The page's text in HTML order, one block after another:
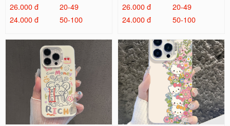
26.000 đ
20-49
24.000 đ
50-100
26.000 đ
20-49
24.000 đ
50-100